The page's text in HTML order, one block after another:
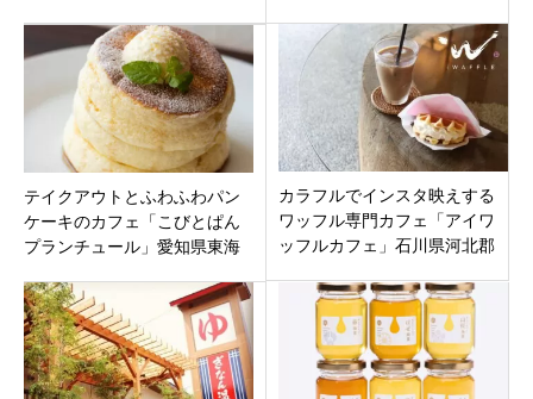
テイクアウトとふわふわパン
ケーキのカフェ「こびとぱん
プランチュール」愛知県東海
ン。
カラフルでインスタ映えする
ワッフル専門カフェ「アイワ
ッフルカフェ」石川県河北郡